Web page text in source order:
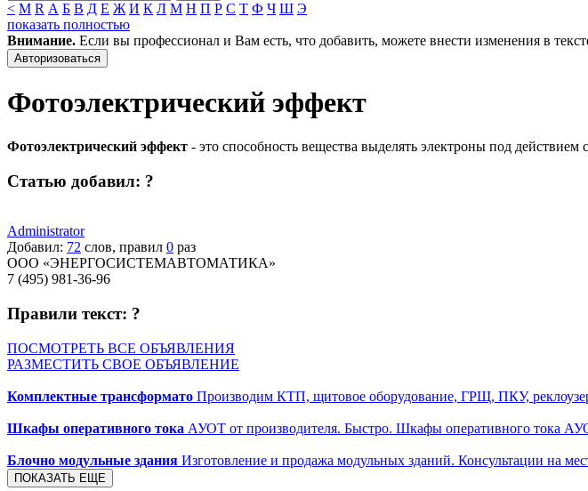
< M R А Б В Д Е Ж И К Л М Н П Р С Т Ф Ч Ш Э
показать полностью
Внимание. Если вы профессионал и Вам есть, что добавить, можете внести изменения в
Авторизоваться
Фотоэлектрический эффект
Фотоэлектрический эффект - это способность вещества выделять электроны под действием
Статью добавил: ?
Administrator
Добавил: 72 слов, правил 0 раз
ООО «ЭНЕРГОСИСТЕМАВТОМАТИКА»
7 (495) 981-36-96
Правили текст: ?
ПОСМОТРЕТЬ ВСЕ ОБЪЯВЛЕНИЯ
РАЗМЕСТИТЬ СВОЕ ОБЪЯВЛЕНИЕ
Комплектные трансформато Производим КТП, щитовое оборудование, ГРЩ, ПКУ,
Шкафы оперативного тока АУОТ от производителя. Быстро. Шкафы оперативного тока
Блочно модульные здания Изготовление и продажа модульных зданий. Консультации на
ПОКАЗАТЬ ЕЩЕ